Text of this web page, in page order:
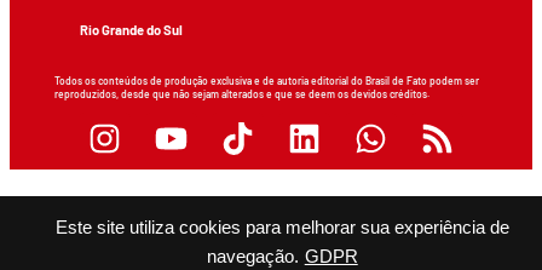
Este site utiliza cookies para melhorar sua experiência de
navegação. GDPR
Rio Grande do Sul
Todos os conteúdos de produção exclusiva e de autoria editorial do Brasil de Fato podem ser
reproduzidos, desde que não sejam alterados e que se deem os devidos créditos.